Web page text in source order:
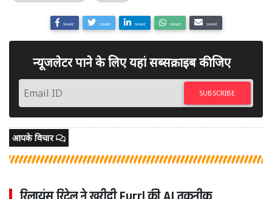
SHARE SHARE SHARE SHARE SHARE
न्यूजलेटर पाने के लिए यहां सब्सक्राइब कीजिए
SUBSCRIBE
आपके विचार